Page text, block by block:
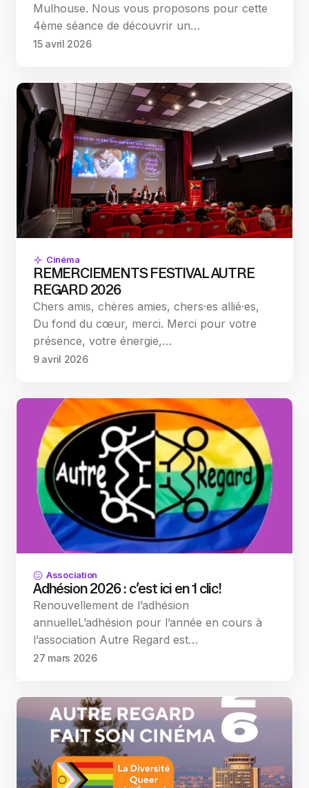
Mulhouse. Nous vous proposons pour cette
4ème séance de découvrir un…
15 avril 2026
Cinéma
REMERCIEMENTS FESTIVAL AUTRE
REGARD 2026
Chers amis, chères amies, chers·es allié·es,
Du fond du cœur, merci. Merci pour votre
présence, votre énergie,…
9 avril 2026
Association
Adhésion 2026 : c’est ici en 1 clic!
Renouvellement de l’adhésion
annuelleL’adhésion pour l’année en cours à
l’association Autre Regard est…
27 mars 2026